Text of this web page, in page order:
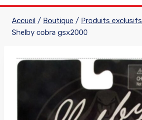
Accueil / Boutique / Produits exclusifs
Shelby cobra gsx2000